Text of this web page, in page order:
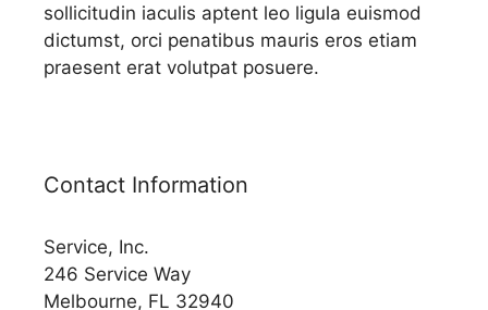
sollicitudin iaculis aptent leo ligula euismod
dictumst, orci penatibus mauris eros etiam
praesent erat volutpat posuere.
Contact Information
Service, Inc.
246 Service Way
Melbourne, FL 32940